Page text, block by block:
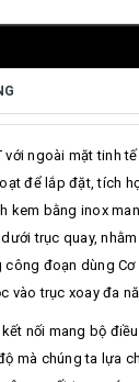
với ngoài mặt tinh
để lắp đặt, tích
kem bằng inox
trục quay,
đoạn dùng
vào trục xoay đa
nối mang bộ
mà chúng ta lựa